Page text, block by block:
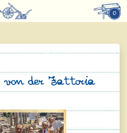
0
von der Fattoria